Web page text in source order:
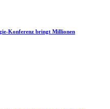
Konferenz bringt Millionen